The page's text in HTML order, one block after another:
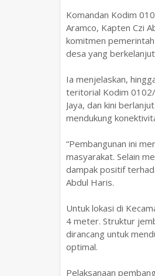
Komandan Kodim
Aramco, Kapten Czi
komitmen
desa yang
Ia menjelaskan,
teritorial Kodim
Jaya, dan kini
mendukung
“Pembangunan ini
masyarakat. Selain
dampak positif
Abdul Haris.
Untuk lokasi di
4 meter. Struktur
dirancang untuk
optimal.
Pelaksanaan